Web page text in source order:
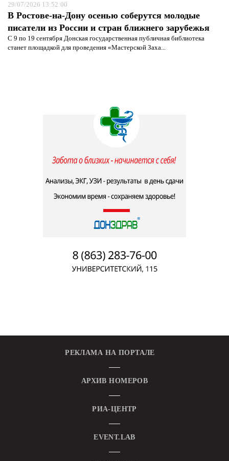
29/07/2026 13:52:00
В Ростове-на-Дону осенью соберутся молодые
писатели из России и стран ближнего зарубежья
С 9 по 19 сентября Донская государственная публичная библиотека
станет площадкой для проведения «Мастерской Заха...
РЕКЛАМА НА ПОРТАЛЕ
АРХИВ НОМЕРОВ
РИА-ЦЕНТР
EVENT.LAB